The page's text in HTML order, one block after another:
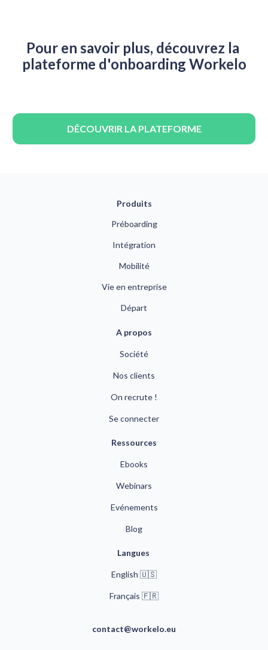
Pour en savoir plus, découvrez la
plateforme d'onboarding Workelo
DÉCOUVRIR LA PLATEFORME
Produits
Préboarding
Intégration
Mobilité
Vie en entreprise
Départ
A propos
Société
Nos clients
On recrute !
Se connecter
Ressources
Ebooks
Webinars
Evénements
Blog
Langues
English 🇺🇸
Français 🇫🇷
contact@workelo.eu